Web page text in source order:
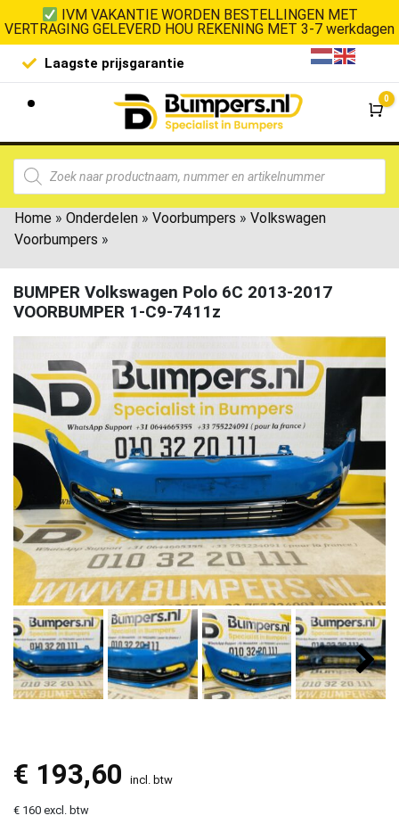
IVM VAKANTIE WORDEN BESTELLINGEN MET
VERTRAGING GELEVERD HOU REKENING MET 3-7 werkdagen
Laagste prijsgarantie De
0
Home » Onderdelen » Voorbumpers » Volkswagen
Voorbumpers »
BUMPER Volkswagen Polo 6C 2013-2017
VOORBUMPER 1-C9-7411z
€ 193,60 incl. btw
€ 160 excl. btw